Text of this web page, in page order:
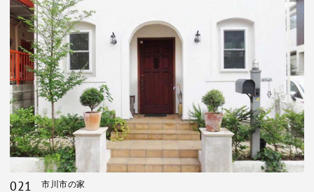
021 市川市の家